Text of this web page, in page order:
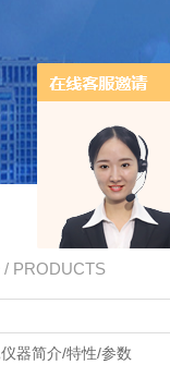
/ PRODUCTS